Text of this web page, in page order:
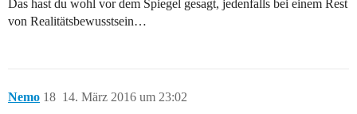
Das hast du wohl vor dem Spiegel gesagt, jedenfalls bei einem Rest
von Realitätsbewusstsein…
Nemo 14. März 2016 um 23:02
18